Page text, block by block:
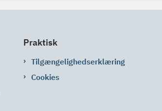
Praktisk
Tilgængelighedserklæring
Cookies